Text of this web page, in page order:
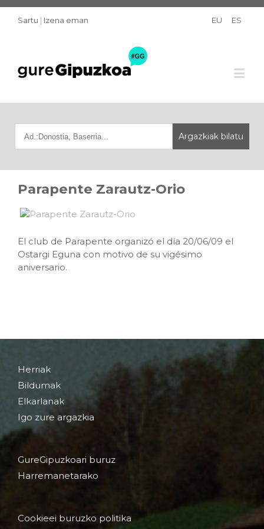
Sartu | Izena eman EU ES
Parapente Zarautz-Orio
El club de Parapente organizó el día 20/06/09 el
Ostargi Eguna con motivo de su vigésimo
aniversario.
Herriak
Bildumak
Elkarlanak
Igo zure argazkia
GureGipuzkoari buruz
Harremanetarako
Cookieei buruzko politika